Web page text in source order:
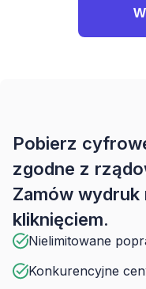
Pobierz
zgodne z
Zamów wydruk
kliknięciem.
Nielimitowane
Konkurencyjne